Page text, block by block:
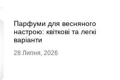
Парфуми для весняного
настрою: квіткові та легкі
варіанти
28 Липня, 2026